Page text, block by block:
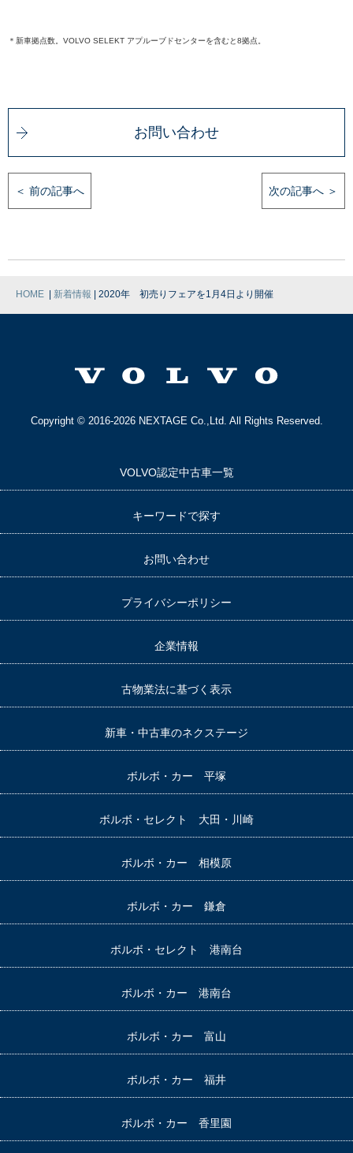
＊新車拠点数。VOLVO SELEKT アプルーブドセンターを含むと8拠点。
お問い合わせ
＜ 前の記事へ 次の記事へ ＞
HOME | 新着情報 | 2020年 初売りフェアを1月4日より開催
Copyright © 2016-2026 NEXTAGE Co.,Ltd. All Rights Reserved.
VOLVO認定中古車一覧
キーワードで探す
お問い合わせ
プライバシーポリシー
企業情報
古物業法に基づく表示
新車・中古車のネクステージ
ボルボ・カー 平塚
ボルボ・セレクト 大田・川崎
ボルボ・カー 相模原
ボルボ・カー 鎌倉
ボルボ・セレクト 港南台
ボルボ・カー 港南台
ボルボ・カー 富山
ボルボ・カー 福井
ボルボ・カー 香里園